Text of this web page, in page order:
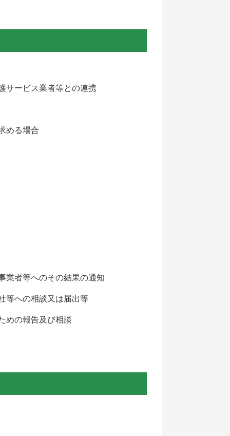
サービス業者等との連携
める場合
業者等へのその結果の通知
等への相談又は届出等
めの報告及び相談